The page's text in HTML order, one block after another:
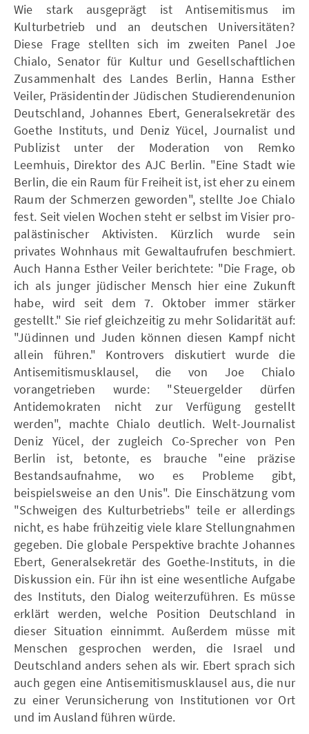
Wie stark ausgeprägt ist Antisemitismus im
Kulturbetrieb und an deutschen Universitäten?
Diese Frage stellten sich im zweiten Panel Joe
Chialo, Senator für Kultur und Gesellschaftlichen
Zusammenhalt des Landes Berlin, Hanna Esther
Veiler, Präsidentin der Jüdischen Studierendenunion
Deutschland, Johannes Ebert, Generalsekretär des
Goethe Instituts, und Deniz Yücel, Journalist und
Publizist unter der Moderation von Remko
Leemhuis, Direktor des AJC Berlin. "Eine Stadt wie
Berlin, die ein Raum für Freiheit ist, ist eher zu einem
Raum der Schmerzen geworden", stellte Joe Chialo
fest. Seit vielen Wochen steht er selbst im Visier pro-
palästinischer Aktivisten. Kürzlich wurde sein
privates Wohnhaus mit Gewaltaufrufen beschmiert.
Auch Hanna Esther Veiler berichtete: "Die Frage, ob
ich als junger jüdischer Mensch hier eine Zukunft
habe, wird seit dem 7. Oktober immer stärker
gestellt." Sie rief gleichzeitig zu mehr Solidarität auf:
"Jüdinnen und Juden können diesen Kampf nicht
allein führen." Kontrovers diskutiert wurde die
Antisemitismusklausel, die von Joe Chialo
vorangetrieben wurde: "Steuergelder dürfen
Antidemokraten nicht zur Verfügung gestellt
werden", machte Chialo deutlich. Welt-Journalist
Deniz Yücel, der zugleich Co-Sprecher von Pen
Berlin ist, betonte, es brauche "eine präzise
Bestandsaufnahme, wo es Probleme gibt,
beispielsweise an den Unis". Die Einschätzung vom
"Schweigen des Kulturbetriebs" teile er allerdings
nicht, es habe frühzeitig viele klare Stellungnahmen
gegeben. Die globale Perspektive brachte Johannes
Ebert, Generalsekretär des Goethe-Instituts, in die
Diskussion ein. Für ihn ist eine wesentliche Aufgabe
des Instituts, den Dialog weiterzuführen. Es müsse
erklärt werden, welche Position Deutschland in
dieser Situation einnimmt. Außerdem müsse mit
Menschen gesprochen werden, die Israel und
Deutschland anders sehen als wir. Ebert sprach sich
auch gegen eine Antisemitismusklausel aus, die nur
zu einer Verunsicherung von Institutionen vor Ort
und im Ausland führen würde.